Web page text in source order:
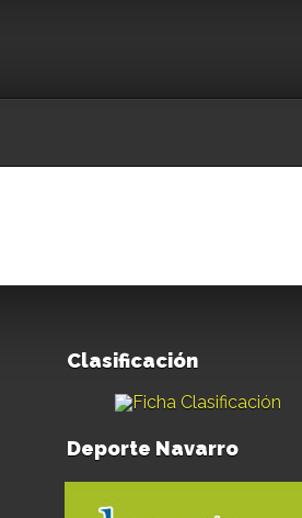
Clasificación
Deporte Navarro